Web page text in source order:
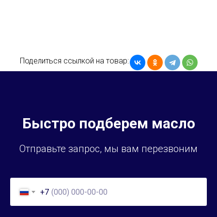
Поделиться ссылкой на товар:
Быстро подберем масло
Отправьте запрос, мы вам перезвоним
+7